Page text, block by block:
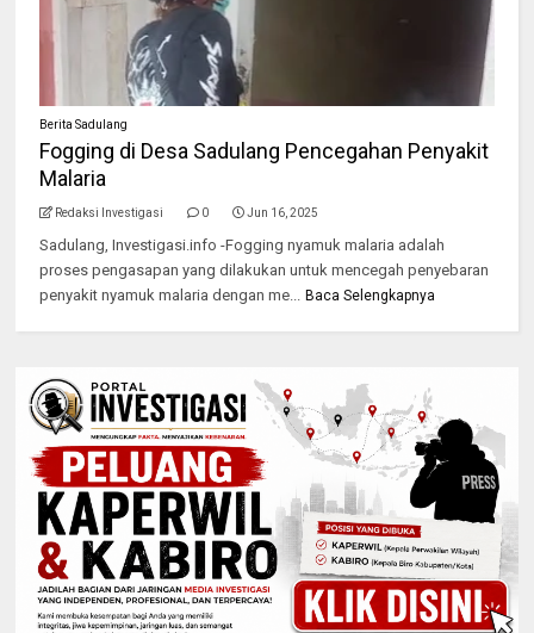
Berita Sadulang
Fogging di Desa Sadulang Pencegahan Penyakit
Malaria
Redaksi Investigasi 0 Jun 16, 2025
Sadulang, Investigasi.info -Fogging nyamuk malaria adalah
proses pengasapan yang dilakukan untuk mencegah penyebaran
penyakit nyamuk malaria dengan me...
Baca Selengkapnya